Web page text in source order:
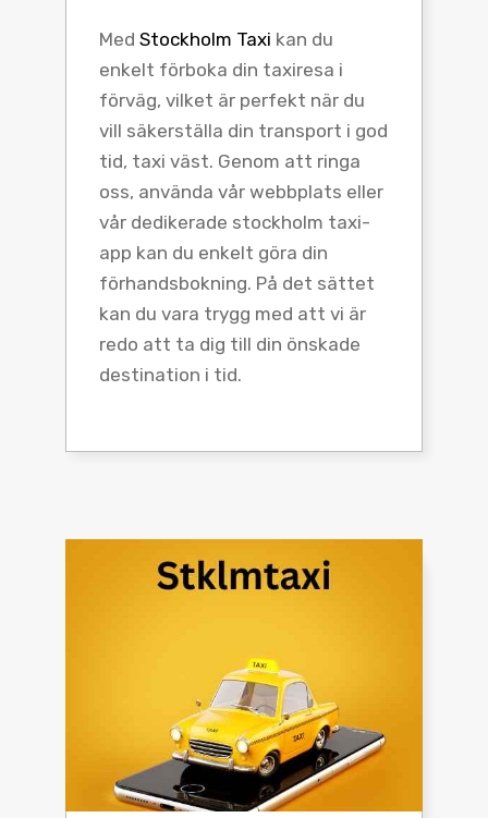
Med Stockholm Taxi kan du
enkelt förboka din taxiresa i
förväg, vilket är perfekt när du
vill säkerställa din transport i god
tid, taxi väst. Genom att ringa
oss, använda vår webbplats eller
vår dedikerade stockholm taxi-
app kan du enkelt göra din
förhandsbokning. På det sättet
kan du vara trygg med att vi är
redo att ta dig till din önskade
destination i tid.